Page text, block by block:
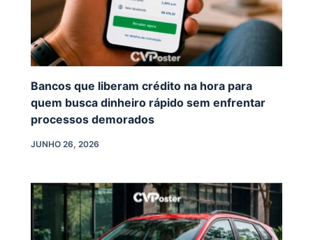
Bancos que liberam crédito na hora para
quem busca dinheiro rápido sem enfrentar
processos demorados
JUNHO 26, 2026